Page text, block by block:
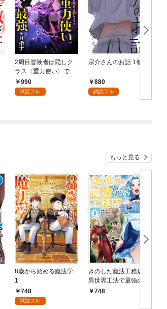
2周目冒険者は隠しク
ラス〈重力使い〉で最
強を目指す 【コミッ
ク】 （1）
990
試読フル
宗介さんのお話 1巻
880
試読フル
もっと見る
8歳から始める魔法学
1
748
試読フル
きのした魔法工務店
異世界工法で最強の家
づくりを（コミック）
748